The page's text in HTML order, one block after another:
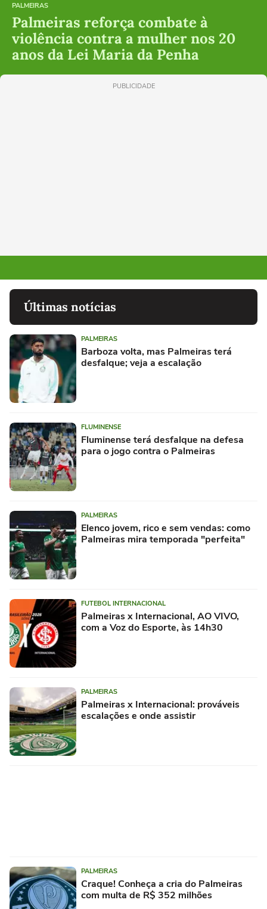
PALMEIRAS
Palmeiras reforça combate à
violência contra a mulher nos 20
anos da Lei Maria da Penha
PUBLICIDADE
Últimas notícias
PALMEIRAS
Barboza volta, mas Palmeiras terá
desfalque; veja a escalação
FLUMINENSE
Fluminense terá desfalque na defesa
para o jogo contra o Palmeiras
PALMEIRAS
Elenco jovem, rico e sem vendas: como
Palmeiras mira temporada "perfeita"
FUTEBOL INTERNACIONAL
Palmeiras x Internacional, AO VIVO,
com a Voz do Esporte, às 14h30
PALMEIRAS
Palmeiras x Internacional: prováveis
escalações e onde assistir
PALMEIRAS
Craque! Conheça a cria do Palmeiras
com multa de R$ 352 milhões